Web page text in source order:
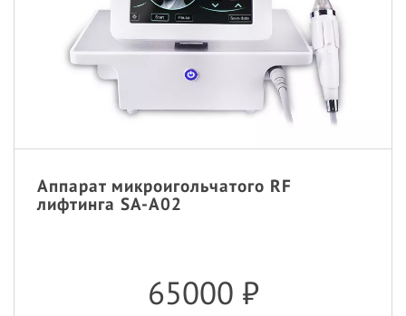
Аппарат микроигольчатого RF
лифтинга SA-A02
65000 ₽